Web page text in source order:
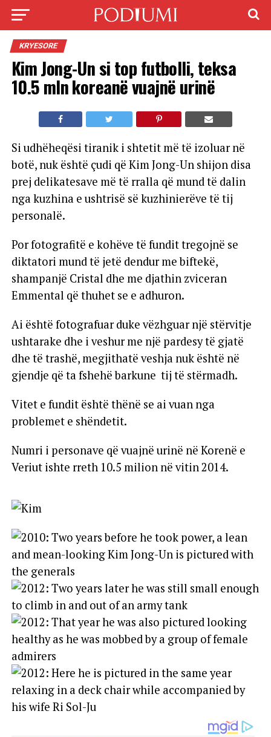
KRYESORE
Kim Jong-Un si top futbolli, teksa
10.5 mln koreanë vuajnë urinë
Si udhëheqësi tiranik i shtetit më të izoluar në
botë, nuk është çudi që Kim Jong-Un shijon disa
prej delikatesave më të rralla që mund të dalin
nga kuzhina e ushtrisë së kuzhinierëve të tij
personalë.
Por fotografitë e kohëve të fundit tregojnë se
diktatori mund të jetë dendur me biftekë,
shampanjë Cristal dhe me djathin zviceran
Emmental që thuhet se e adhuron.
Ai është fotografuar duke vëzhguar një stërvitje
ushtarake dhe i veshur me një pardesy të gjatë
dhe të trashë, megjithatë veshja nuk është në
gjendje që ta fshehë barkune tij të stërmadh.
Vitet e fundit është thënë se ai vuan nga
problemet e shëndetit.
Numri i personave që vuajnë urinë në Korenë e
Veriut ishte rreth 10.5 milion në vitin 2014.